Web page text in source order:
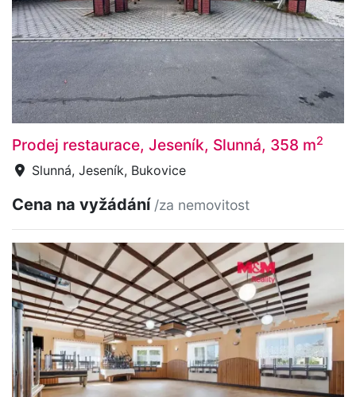
Prodej restaurace, Jeseník, Slunná, 358 m2
Slunná, Jeseník, Bukovice
Cena na vyžádání /za nemovitost